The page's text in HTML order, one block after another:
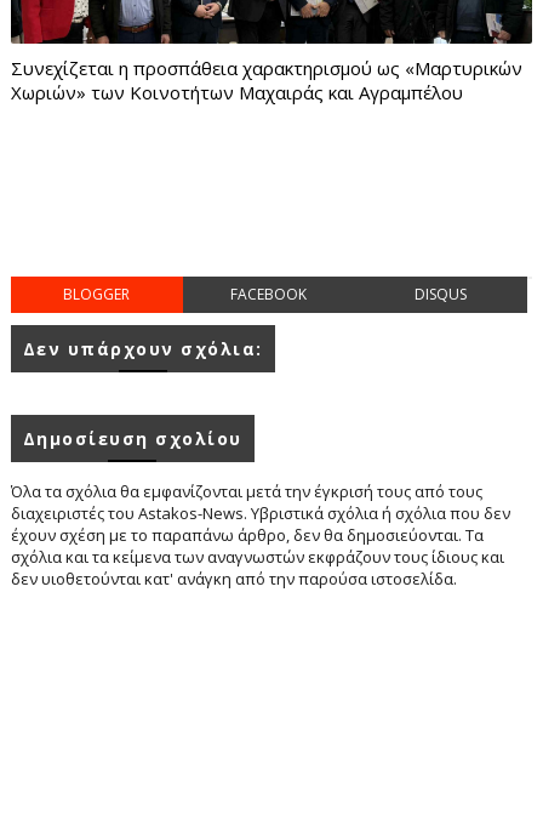
Συνεχίζεται η προσπάθεια χαρακτηρισμού ως «Μαρτυρικών
Χωριών» των Κοινοτήτων Μαχαιράς και Αγραμπέλου
BLOGGER FACEBOOK DISQUS
Δεν υπάρχουν σχόλια:
Δημοσίευση σχολίου
Όλα τα σχόλια θα εμφανίζονται μετά την έγκρισή τους από τους
διαχειριστές του Astakos-News. Υβριστικά σχόλια ή σχόλια που δεν
έχουν σχέση με το παραπάνω άρθρο, δεν θα δημοσιεύονται. Τα
σχόλια και τα κείμενα των αναγνωστών εκφράζουν τους ίδιους και
δεν υιοθετούνται κατ' ανάγκη από την παρούσα ιστοσελίδα.